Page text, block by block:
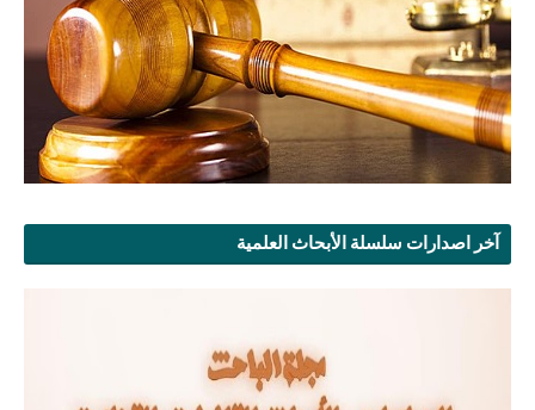
آخر اصدارات سلسلة الأبحاث العلمية